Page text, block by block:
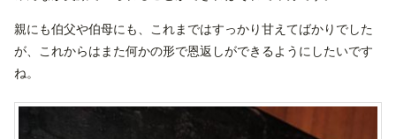
親にも伯父や伯母にも、これまではすっかり甘えてばかりでした
が、これからはまた何かの形で恩返しができるようにしたいです
ね。